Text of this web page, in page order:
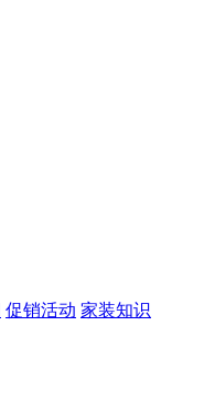
促销活动 家装知识